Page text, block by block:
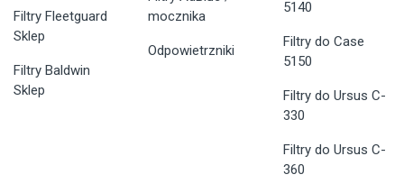
Filtry Fleetguard
Sklep
Filtry Baldwin
Sklep
mocznika
Odpowietrzniki
5140
Filtry do Case
5150
Filtry do Ursus C-
330
Filtry do Ursus C-
360